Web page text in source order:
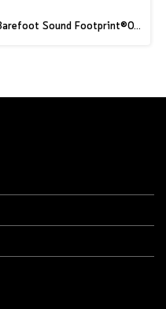
Barefoot Sound Footprint®02 Gen2